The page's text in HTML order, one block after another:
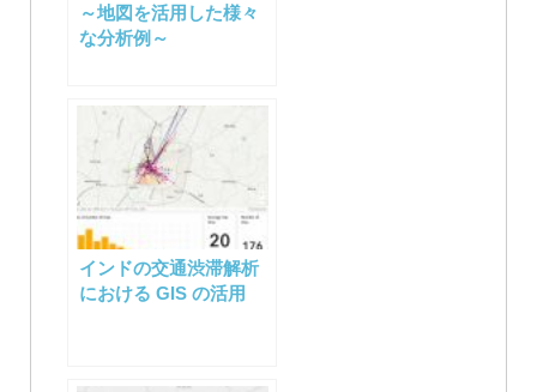
～地図を活用した様々
な分析例～
インドの交通渋滞解析
における GIS の活用